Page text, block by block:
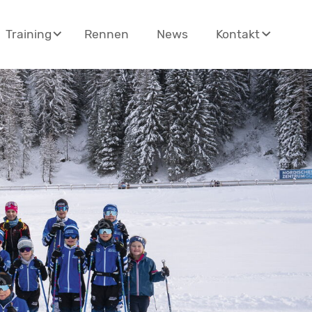
Training Rennen News Kontakt